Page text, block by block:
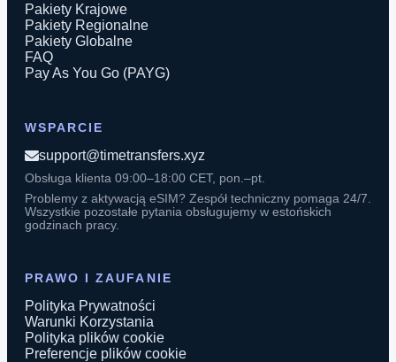
Pakiety Krajowe
Pakiety Regionalne
Pakiety Globalne
FAQ
Pay As You Go (PAYG)
WSPARCIE
support@timetransfers.xyz
Obsługa klienta 09:00–18:00 CET, pon.–pt.
Problemy z aktywacją eSIM? Zespół techniczny pomaga 24/7.
Wszystkie pozostałe pytania obsługujemy w estońskich
godzinach pracy.
PRAWO I ZAUFANIE
Polityka Prywatności
Warunki Korzystania
Polityka plików cookie
Preferencje plików cookie